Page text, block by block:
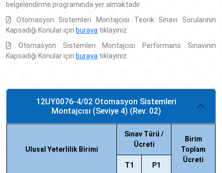
belgelendirme programında yer almaktadır.
Otomasyon Sistemleri Montajcısı Teorik Sınavı Sorularının
Kapsadığı Konular için buraya tıklayınız.
Otomasyon Sistemleri Montajcısı Performans Sınavının
Kapsadığı Konular için buraya tıklayınız.
12UY0076-4/02 Otomasyon Sistemleri
Montajcısı (Seviye 4) (Rev. 02)
Ulusal Yeterlilik Birimi
Sınav Türü /
Ücreti
Birim
Toplam
Ücreti
T1 P1